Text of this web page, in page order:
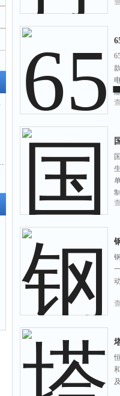
造商
装配)生产厂家